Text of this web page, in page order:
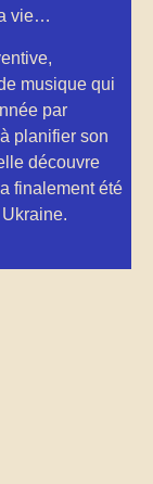
vie…
musique qui
par
planifier son
découvre
finalement été